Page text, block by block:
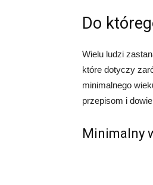
Do
Wielu ludzi
które dotyczy
minimalnego
przepisom i
Minimalny